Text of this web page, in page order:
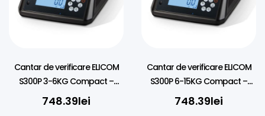
Cantar de verificare ELICOM
S300P 3-6KG Compact –
Negru
748.39lei
Cantar de verificare ELICOM
S300P 6-15KG Compact –
Negru
748.39lei